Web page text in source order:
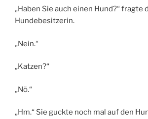
„Haben Sie auch einen Hund?“ fragte
Hundebesitzerin.
„Nein.“
„Katzen?“
„Nö.“
„Hm.“ Sie guckte noch mal auf den